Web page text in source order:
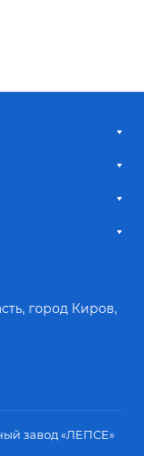
город Киров,
завод «ЛЕПСЕ»